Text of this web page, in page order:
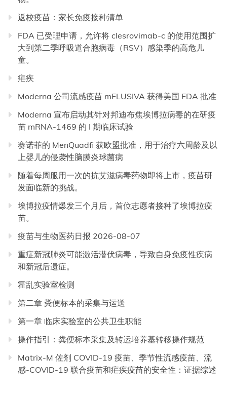
返校疫苗：家长免疫接种清单
FDA 已受理申请，允许将 clesrovimab-c 的使用范围扩
大到第二季呼吸道合胞病毒（RSV）感染季的高危儿
童。
疟疾
Moderna 公司流感疫苗 mFLUSIVA 获得美国 FDA 批准
Moderna 宣布启动其针对邦迪布焦埃博拉病毒的在研疫
苗 mRNA-1469 的 I 期临床试验
赛诺菲的 MenQuadfi 获欧盟批准，用于治疗六周龄及以
上婴儿的侵袭性脑膜炎球菌病
随着每周服用一次的抗艾滋病毒药物即将上市，疫苗研
发面临新的挑战。
埃博拉疫情爆发三个月后，首位志愿者接种了埃博拉疫
苗。
疫苗与生物医药日报 2026-08-07
重症新冠肺炎可能激活潜伏病毒，导致自身免疫性疾病
和新冠后遗症。
霍乱实验室检测
第二章 粪便标本的采集与运送
第一章 临床实验室的公共卫生职能
操作指引：粪便标本采集及转运培养基转移操作规范
Matrix-M 佐剂 COVID-19 疫苗、季节性流感疫苗、流
感-COVID-19 联合疫苗和疟疾疫苗的安全性：证据综述